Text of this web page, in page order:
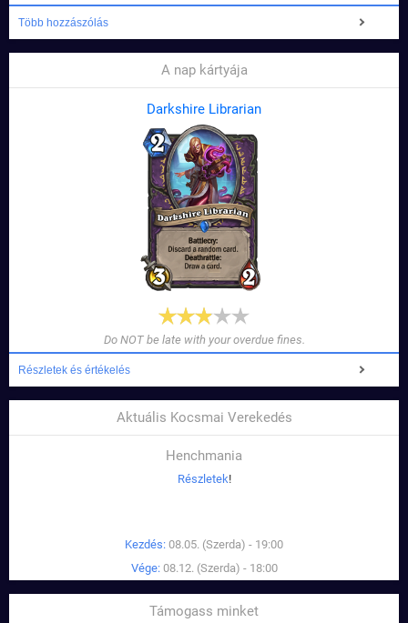
Több hozzászólás
A nap kártyája
Darkshire Librarian
Do NOT be late with your overdue fines.
Részletek és értékelés
Aktuális Kocsmai Verekedés
Henchmania
Részletek!
Kezdés: 08.05. (Szerda) - 19:00
Vége: 08.12. (Szerda) - 18:00
Támogass minket